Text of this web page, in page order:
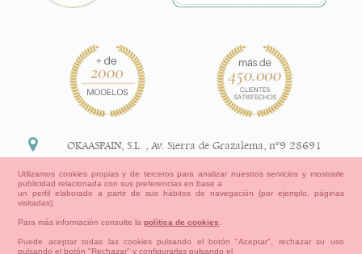
OKAASPAIN, S.L. ,Av. Sierra de Grazalema, nº9 28691
+34 91 113 89 09
Utilizamos cookies propias y de terceros para analizar nuestros servicios y mostrarle
publicidad relacionada con sus preferencias en base a
un perfil elaborado a partir de sus hábitos de navegación (por ejemplo, páginas
visitadas).
Para más información consulte lapolítica de cookies
Puede aceptar todas las cookies pulsando el botón "Aceptar", rechazar su uso
pulsando el botón "Rechazar" y configurarlas pulsando el